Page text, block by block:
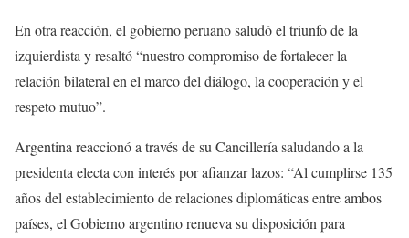
En otra reacción, el gobierno peruano saludó el triunfo de la
izquierdista y resaltó “nuestro compromiso de fortalecer la
relación bilateral en el marco del diálogo, la cooperación y el
respeto mutuo”.
Argentina reaccionó a través de su Cancillería saludando a la
presidenta electa con interés por afianzar lazos: “Al cumplirse 135
años del establecimiento de relaciones diplomáticas entre ambos
países, el Gobierno argentino renueva su disposición para